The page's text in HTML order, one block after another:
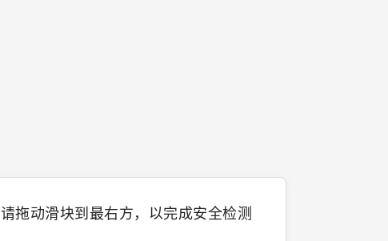
请拖动滑块到最右方，以完成安全检测